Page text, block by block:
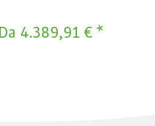
Da 4.389,91 € *